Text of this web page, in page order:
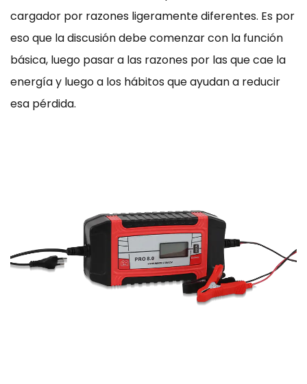
cargador por razones ligeramente diferentes. Es por
eso que la discusión debe comenzar con la función
básica, luego pasar a las razones por las que cae la
energía y luego a los hábitos que ayudan a reducir
esa pérdida.